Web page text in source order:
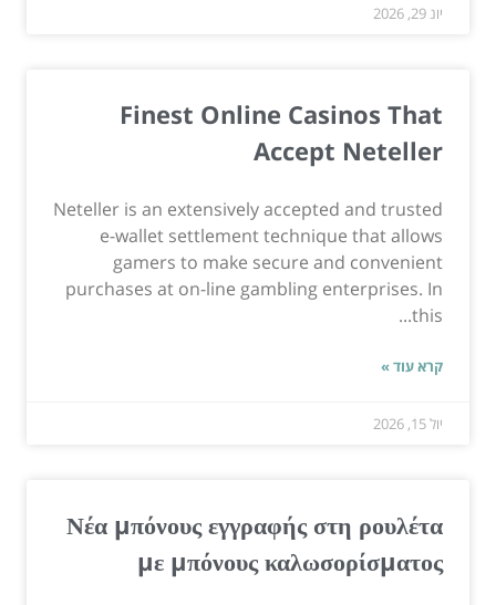
יונ 29, 2026
Finest Online Casinos That
Accept Neteller
Neteller is an extensively accepted and trusted
e-wallet settlement technique that allows
gamers to make secure and convenient
purchases at on-line gambling enterprises. In
this...
קרא עוד »
יול 15, 2026
Νέα μπόνους εγγραφής στη ρουλέτα
με μπόνους καλωσορίσματος